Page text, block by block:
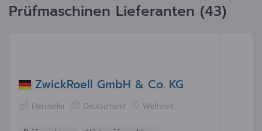
Prüfmaschinen Lieferanten (43)
ZwickRoell GmbH & Co. KG
Hersteller Deutschland Weltweit